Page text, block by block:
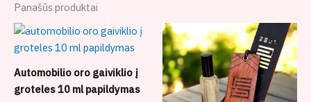
Panašūs produktai
Automobilio oro gaiviklio į
groteles 10 ml papildymas